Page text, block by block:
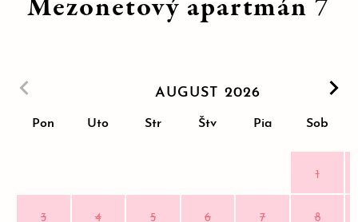
AUGUST 2026
Pon Uto Str Štv Pia Sob
1
3 4 5 6 7 8